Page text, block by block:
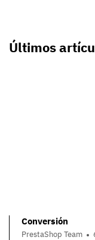
Últimos
Conversión
PrestaShop Team